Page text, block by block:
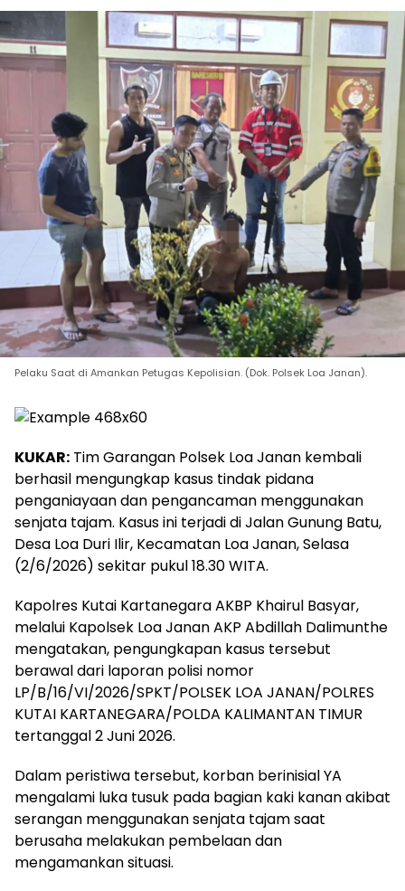
Pelaku Saat di Amankan Petugas Kepolisian. (Dok. Polsek Loa Janan).
KUKAR: Tim Garangan Polsek Loa Janan kembali
berhasil mengungkap kasus tindak pidana
penganiayaan dan pengancaman menggunakan
senjata tajam. Kasus ini terjadi di Jalan Gunung Batu,
Desa Loa Duri Ilir, Kecamatan Loa Janan, Selasa
(2/6/2026) sekitar pukul 18.30 WITA.
Kapolres Kutai Kartanegara AKBP Khairul Basyar,
melalui Kapolsek Loa Janan AKP Abdillah Dalimunthe
mengatakan, pengungkapan kasus tersebut
berawal dari laporan polisi nomor
LP/B/16/VI/2026/SPKT/POLSEK LOA JANAN/POLRES
KUTAI KARTANEGARA/POLDA KALIMANTAN TIMUR
tertanggal 2 Juni 2026.
Dalam peristiwa tersebut, korban berinisial YA
mengalami luka tusuk pada bagian kaki kanan akibat
serangan menggunakan senjata tajam saat
berusaha melakukan pembelaan dan
mengamankan situasi.